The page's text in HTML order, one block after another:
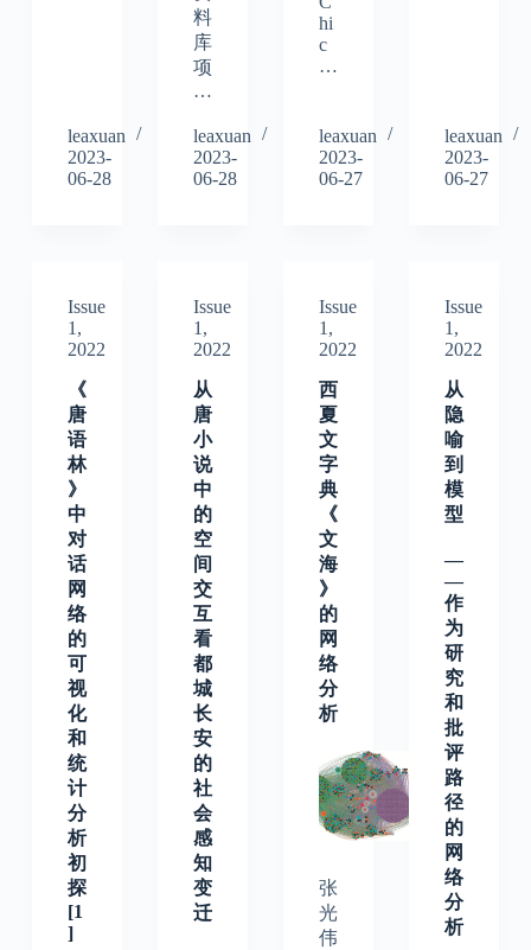
leaxuan
2023-
06-28
料
库
项
…
leaxuan
2023-
06-28
hi
c
…
leaxuan
2023-
06-27
leaxuan
2023-
06-27
Issue
1,
2022
《
唐
语
林
》
中
对
话
网
络
的
可
视
化
和
统
计
分
析
初
探
[1
]
Issue
1,
2022
从
唐
小
说
中
的
空
间
交
互
看
都
城
长
安
的
社
会
感
知
变
迁
Issue
1,
2022
西
夏
文
字
典
《
文
海
》
的
网
络
分
析
张
光
伟
Issue
1,
2022
从
隐
喻
到
模
型
—
—
作
为
研
究
和
批
评
路
径
的
网
络
分
析